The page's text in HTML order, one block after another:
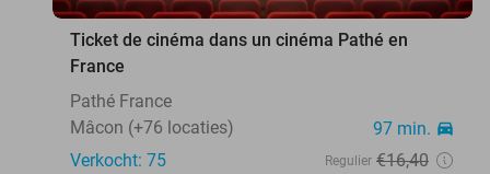
Ticket de cinéma dans un cinéma Pathé en
France
Pathé France
Mâcon (+76 locaties)
97 min. directions_car
Verkocht: 75 Regulier €16,40